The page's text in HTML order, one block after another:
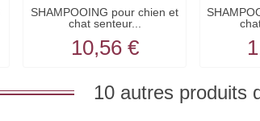
SHAMPOOING pour chien et
chat senteur...
10,56 €
10 autres produits